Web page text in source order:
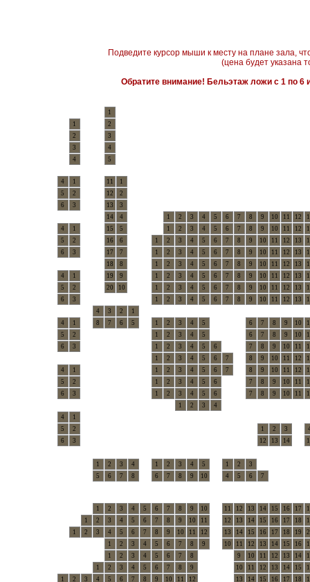
Подведите курсор мыши к месту на плане зала,
(цена будет указана
Обратите внимание! Бельэтаж ложи с 1 по 6
1
1
2
2
3
3
4
4
5
4 1 11
1
5
2 12
2
6
3 13
3
14
4 1 2 3 4 5 6 7 8 9 10 11 12
4
1 15 5 1 2 3 4 5 6 7 8 9 10 11 12
5
2 16 6 1 2 3 4 5 6 7 8 9 10 11 12 13
6
3 17 7 1 2 3 4 5 6 7 8 9 10 11 12 13
18
8 1 2 3 4 5 6 7 8 9 10 11 12 13
4
1 19 9 1 2 3 4 5 6 7 8 9 10 11 12 13
5
2 20 10 1 2 3 4 5 6 7 8 9 10 11 12 13
6
3 1 2 3 4 5 6 7 8 9 10 11 12 13
4
3 2
1
4
1 8 7 6 5 1 2 3 4 5 6 7 8 9 10
5
2 1 2 3 4 5 6 7 8 9 10
6
3 1 2 3 4 5 6 7 8 9 10 11
1
2 3 4 5 6 7 8 9 10 11 12
4
1 1 2 3 4 5 6 7 8 9 10 11 12
5
2 1 2 3 4 5 6 7 8 9 10 11
6
3 1 2 3 4 5 6 7 8 9 10 11
1
2 3
4
4
1
5
2 1 2 3
6
3 12 13 14
1 2 3 4 1 2 3 4 5 1 2
3
5
6 7 8 6 7 8 9 10 4 5 6 7
1 2 3 4 5 6 7 8 9 10 11 12 13 14 15 16 17
1
2 3 4 5 6 7 8 9 10 11 12 13 14 15 16 17 18
1
2 3 4 5 6 7 8 9 10 11 12 13 14 15 16 17 18 19
1
2 3 4 5 6 7 8 9 10 11 12 13 14 15 16
1
2 3 4 5 6 7 8 9 10 11 12 13 14
1
2 3 4 5 6 7 8 9 10 11 12 13 14 15
1
2 3 4 5 6 7 8 9 10 11 12 13 14 15 16 17 18